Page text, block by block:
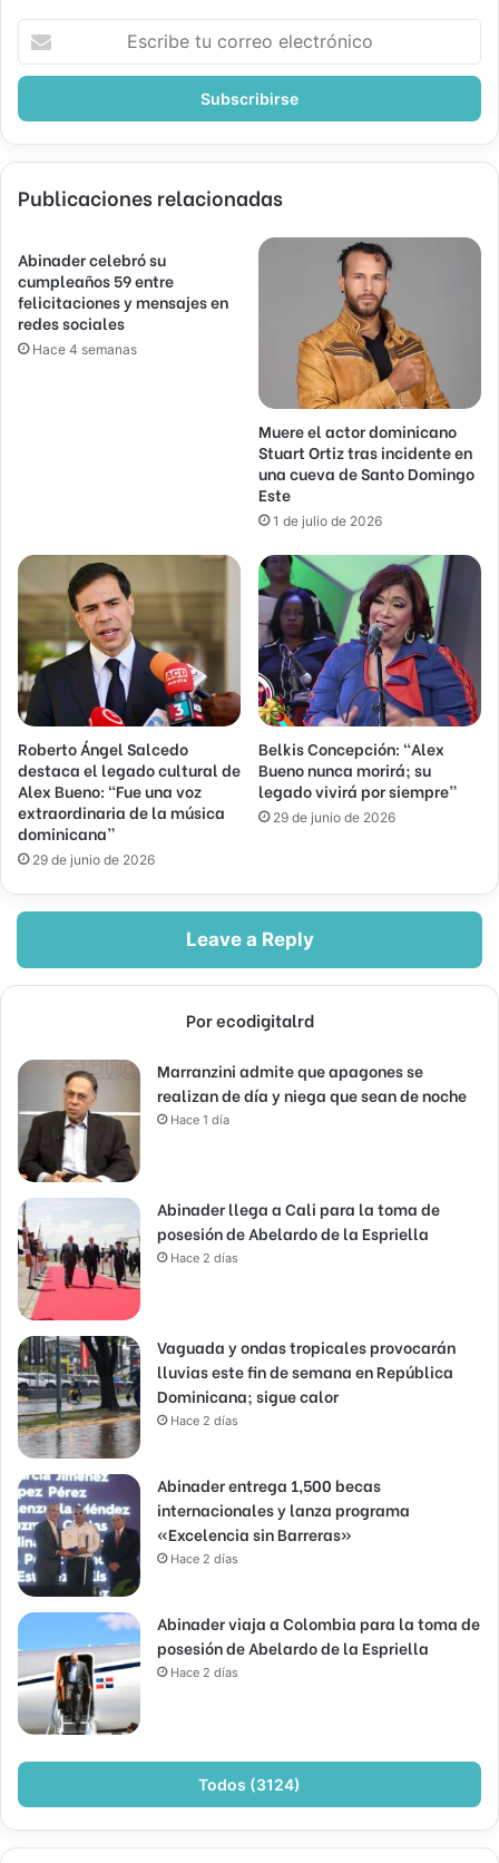
correo
Publicaciones relacionadas
Abinader celebró su
cumpleaños 59 entre
felicitaciones y mensajes en
redes sociales
Hace 4 semanas
Muere el actor dominicano
Stuart Ortiz tras incidente en
una cueva de Santo Domingo
Este
1 de julio de 2026
Roberto Ángel Salcedo
destaca el legado cultural de
Alex Bueno: “Fue una voz
extraordinaria de la música
dominicana”
29 de junio de 2026
Belkis Concepción: “Alex
Bueno nunca morirá; su
legado vivirá por siempre”
29 de junio de 2026
Leave a Reply
Por ecodigitalrd
Marranzini admite que apagones se
realizan de día y niega que sean de noche
Hace 1 día
Abinader llega a Cali para la toma de
posesión de Abelardo de la Espriella
Hace 2 días
Vaguada y ondas tropicales provocarán
lluvias este fin de semana en República
Dominicana; sigue calor
Hace 2 días
Abinader entrega 1,500 becas
internacionales y lanza programa
«Excelencia sin Barreras»
Hace 2 días
Abinader viaja a Colombia para la toma de
posesión de Abelardo de la Espriella
Hace 2 días
Todos (3124)